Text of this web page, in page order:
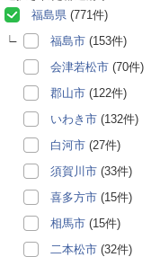
福島県 (771件)
福島市 (153件)
会津若松市 (70件)
郡山市 (122件)
いわき市 (132件)
白河市 (27件)
須賀川市 (33件)
喜多方市 (15件)
相馬市 (15件)
二本松市 (32件)